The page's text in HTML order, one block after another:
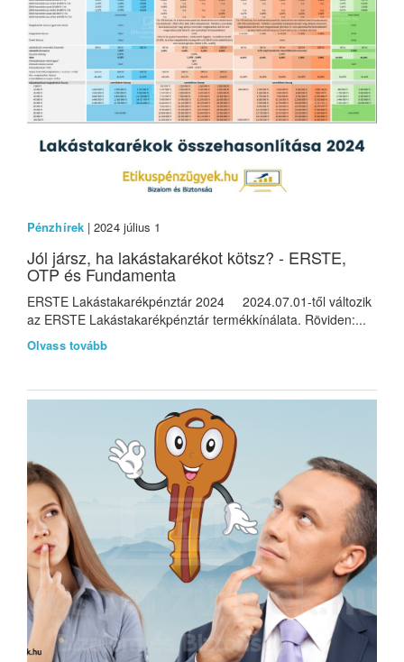
Pénzhírek| 2024 július 1
Jól jársz, ha lakástakarékot kötsz? - ERSTE,
OTP és Fundamenta
ERSTE Lakástakarékpénztár 2024 2024.07.01-től változik
az ERSTE Lakástakarékpénztár termékkínálata. Röviden:...
Olvass tovább